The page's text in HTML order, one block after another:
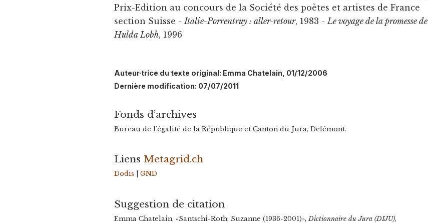
Prix-Edition au concours de la Société des poètes et artistes de France
section Suisse -Italie-Porrentruy : aller-retour, 1983 -Le voyage de la promesse de
Hulda Lobh, 1996
Auteur·trice du texte original: Emma Chatelain, 01/12/2006
Dernière modification: 07/07/2011
Fonds d’archives
Bureau de l'égalité de la République et Canton du Jura, Delémont.
LiensMetagrid.ch
Dodis |GND
Suggestion de citation
Emma Chatelain, «Santschi-Roth, Suzanne (1936-2001)», Dictionnaire du Jura (DIJU),